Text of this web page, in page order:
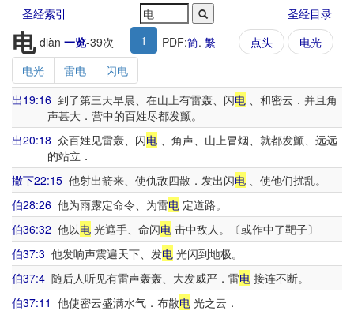
圣经索引 圣经目录
电 diàn 一览-39次 1 PDF:简. 繁 点头
电光
电光
雷电
闪电
出19:16 到了第三天早晨、在山上有雷轰、闪电 、和密云．并且角
声甚大．营中的百姓尽都发颤。
出20:18 众百姓见雷轰、闪电 、角声、山上冒烟、就都发颤、远远
的站立．
撒下22:15 他射出箭来、使仇敌四散．发出闪电 、使他们扰乱。
伯28:26 他为雨露定命令、为雷电 定道路。
伯36:32 他以电 光遮手、命闪电 击中敌人。〔或作中了靶子〕
伯37:3 他发响声震遍天下、发电 光闪到地极。
伯37:4 随后人听见有雷声轰轰、大发威严．雷电 接连不断。
伯37:11 他使密云盛满水气．布散电 光之云．